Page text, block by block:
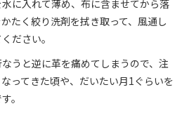
に入れて薄め、布に含ませてから落
たく絞り洗剤を拭き取って、風通し
ださい。
うと逆に革を痛めてしまうので、注
ってきた頃や、だいたい月1ぐらいを
。